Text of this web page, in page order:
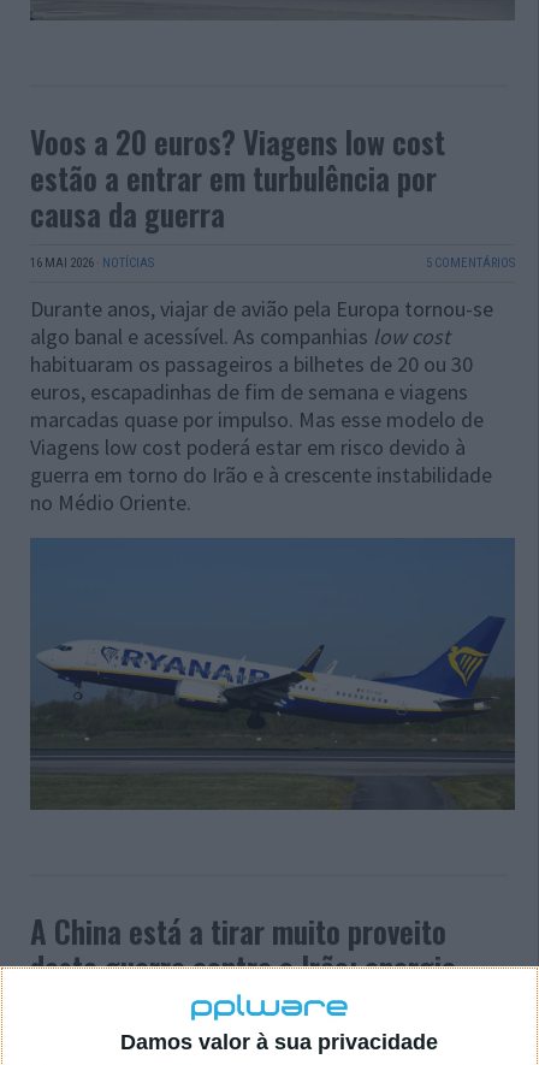
Damos valor à sua privacidade
Voos a 20 euros? Viagens low cost
estão a entrar em turbulência por
causa da guerra
16 MAI 2026 · NOTÍCIAS 5 COMENTÁRIOS
Durante anos, viajar de avião pela Europa tornou-se
algo banal e acessível. As companhias low cost
habituaram os passageiros a bilhetes de 20 ou 30
euros, escapadinhas de fim de semana e viagens
marcadas quase por impulso. Mas esse modelo de
Viagens low cost poderá estar em risco devido à
guerra em torno do Irão e à crescente instabilidade
no Médio Oriente.
A China está a tirar muito proveito
desta guerra contra o Irão: energia
solar e carros elétricos
MOTORES/ENERGIA 60 COMENTÁRIOS